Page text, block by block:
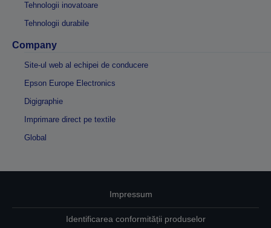
Tehnologii inovatoare
Tehnologii durabile
Company
Site-ul web al echipei de conducere
Epson Europe Electronics
Digigraphie
Imprimare direct pe textile
Global
Impressum
Identificarea conformității produselor